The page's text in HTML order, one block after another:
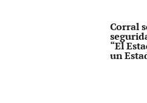
Corral
“El
un